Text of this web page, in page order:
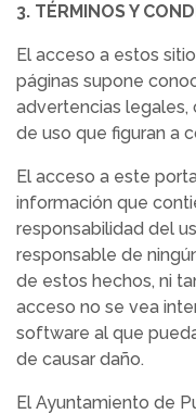
3. TÉRMINOS Y
El acceso a estos
páginas supone
advertencias legales,
de uso que figuran a
El acceso a este
información que
responsabilidad del
responsable de
de estos hechos, ni
acceso no se vea
software al que
de causar daño.
El Ayuntamiento de